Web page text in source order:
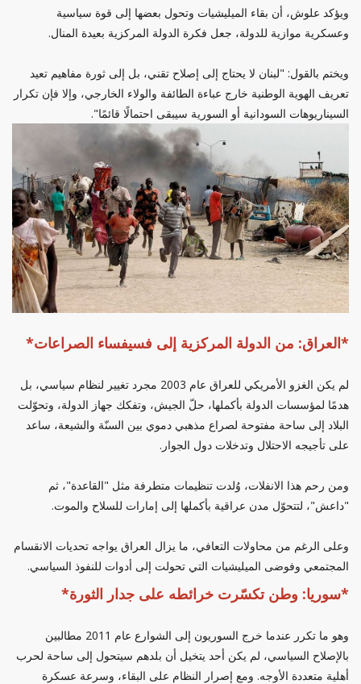
ويؤكد علوش، أن بقاء الميليشيات وتحول بعضها إلى قوة سياسية
وعسكرية موازية للدولة، جعل فكرة الدولة المركزية بعيدة المنال.
ويختم بالقول: "لبنان لا يحتاج إلى إصلاح تقني، بل إلى ثورة مفاهيم تعيد
تعريف الهوية الوطنية خارج عباءة الطائفة والولاء الخارجي، وإلا فإن تكرار
السيناريوهات السودانية أو السورية سيبقى احتمالًا قائمًا".
*العراق: من الدولة المركزية إلى فسيفساء الصراعات*
لم يكن الغزو الأمريكي للعراق عام 2003 مجرد تغيير لنظام سياسي، بل
هدمًا لمؤسسات الدولة بأكملها، حلّ الجيش، وتفكك جهاز الدولة، وتحوّلت
البلاد إلى ساحة مفتوحة لصراع مذهبي دموي بين السنّة والشيعة، ساعد
على تأجيجه الاحتلال وتدخلات دول الجوار.
ومن رحم هذا الانفلات، وُلدت تنظيمات متطرفة مثل "القاعدة"، ثم
"داعش"، لتتحوّل مدن عراقية بأكملها إلى إمارات للسلاح والموت.
وعلى الرغم من محاولات التعافي، ما يزال العراق يواجه تحديات الانقسام
المجتمعي وفوضى الميليشيات التي تحولت إلى أدوات للنفوذ السياسي.
*سوريا: وطن تكسّرت خرائطه على جدار الثورة*
وهو ما تكرر عندما خرج السوريون إلى الشوارع عام 2011 مطالبين
بالإصلاح السياسي، لم يكن أحد يتخيل أن بلدهم سيتحول إلى ساحة لحرب
أهلية متعددة الأوجه. ومع إصرار النظام على البقاء، وسرعة عسكرة